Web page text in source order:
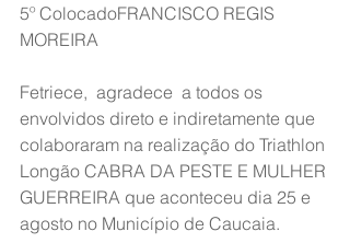
5º ColocadoFRANCISCO REGIS
MOREIRA
Fetriece,  agradece  a todos os
envolvidos direto e indiretamente que
colaboraram na realização do Triathlon
Longão CABRA DA PESTE E MULHER
GUERREIRA que aconteceu dia 25 e
agosto no Município de Caucaia.